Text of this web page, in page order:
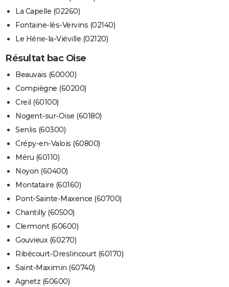
La Capelle (02260)
Fontaine-lès-Vervins (02140)
Le Hérie-la-Viéville (02120)
Résultat bac Oise
Beauvais (60000)
Compiègne (60200)
Creil (60100)
Nogent-sur-Oise (60180)
Senlis (60300)
Crépy-en-Valois (60800)
Méru (60110)
Noyon (60400)
Montataire (60160)
Pont-Sainte-Maxence (60700)
Chantilly (60500)
Clermont (60600)
Gouvieux (60270)
Ribécourt-Dreslincourt (60170)
Saint-Maximin (60740)
Agnetz (60600)